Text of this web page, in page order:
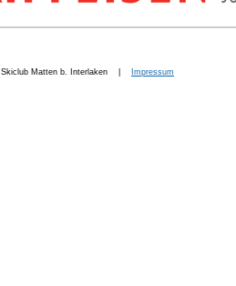
Skiclub Matten b. Interlaken | Impressum